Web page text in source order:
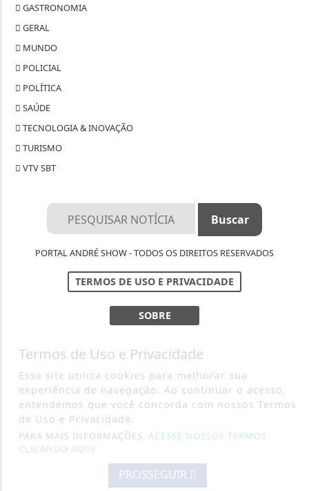
GASTRONOMIA
GERAL
MUNDO
POLICIAL
POLÍTICA
SAÚDE
TECNOLOGIA & INOVAÇÃO
TURISMO
VTV SBT
PORTAL ANDRÉ SHOW - TODOS OS DIREITOS RESERVADOS
TERMOS DE USO E PRIVACIDADE
SOBRE
Termos de Uso e Privacidade
Esse site utiliza cookies para melhorar sua
experiência de navegação. Ao continuar o acesso,
entendemos que você concorda com nossos Termos
de Uso e Privacidade.
PARA MAIS INFORMAÇÕES, ACESSE NOSSOS TERMOS
CLICANDO AQUI
PROSSEGUIR